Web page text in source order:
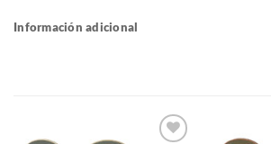
Información adicional